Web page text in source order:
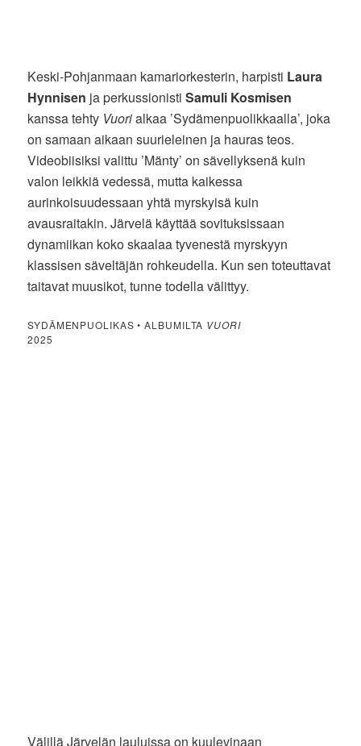
Keski-Pohjanmaan kamariorkesterin, harpisti Laura
Hynnisen ja perkussionistiSamuli Kosmisen
kanssa tehty Vuorialkaa ’Sydämenpuolikkaalla’, joka
on samaan aikaan suurieleinen ja hauras teos.
Videobiisiksi valittu ’Mänty’ on sävellyksenä kuin
valon leikkiä vedessä, mutta kaikessa
aurinkoisuudessaan yhtä myrskyisä kuin
avausraitakin. Järvelä käyttää sovituksissaan
dynamiikan koko skaalaa tyvenestä myrskyyn
klassisen säveltäjän rohkeudella. Kun sen toteuttavat
taitavat muusikot, tunne todella välittyy.
SYDÄMENPUOLIKAS • ALBUMILTA VUORI
2025
Välillä Järvelän lauluissa on kuulevinaan